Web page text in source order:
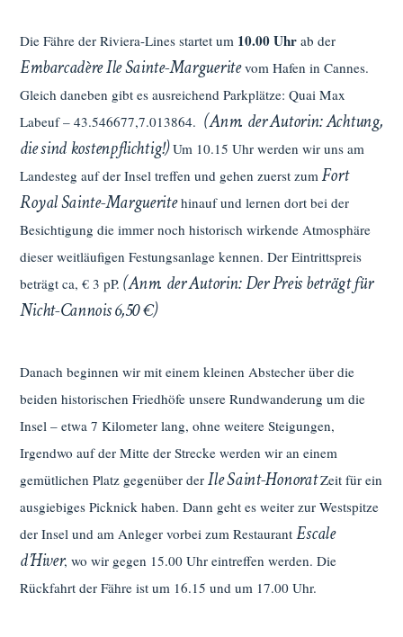
Die Fähre der Riviera-Lines startet um 10.00 Uhr ab der
Embarcadère Ile Sainte-Margueritevom Hafen in Cannes.
Gleich daneben gibt es ausreichend Parkplätze: Quai Max
Labeuf – 43.546677,7.013864.(Anm. der Autorin: Achtung,
die sind kostenpflichtig!)Um 10.15 Uhr werden wir uns am
Landesteg auf der Insel treffen und gehen zuerst zumFort
Royal Sainte-Margueritehinauf und lernen dort bei der
Besichtigung die immer noch historisch wirkende Atmosphäre
dieser weitläufigen Festungsanlage kennen. Der Eintrittspreis
beträgt ca, € 3 pP.(Anm. der Autorin: Der Preis beträgt für
Nicht-Cannois 6,50 €)
Danach beginnen wir mit einem kleinen Abstecher über die
beiden historischen Friedhöfe unsere Rundwanderung um die
Insel – etwa 7 Kilometer lang, ohne weitere Steigungen,
Irgendwo auf der Mitte der Strecke werden wir an einem
gemütlichen Platz gegenüber derIle Saint-HonoratZeit für ein
ausgiebiges Picknick haben. Dann geht es weiter zur Westspitze
der Insel und am Anleger vorbei zum RestaurantEscale
d’Hiver, wo wir gegen 15.00 Uhr eintreffen werden. Die
Rückfahrt der Fähre ist um 16.15 und um 17.00 Uhr.